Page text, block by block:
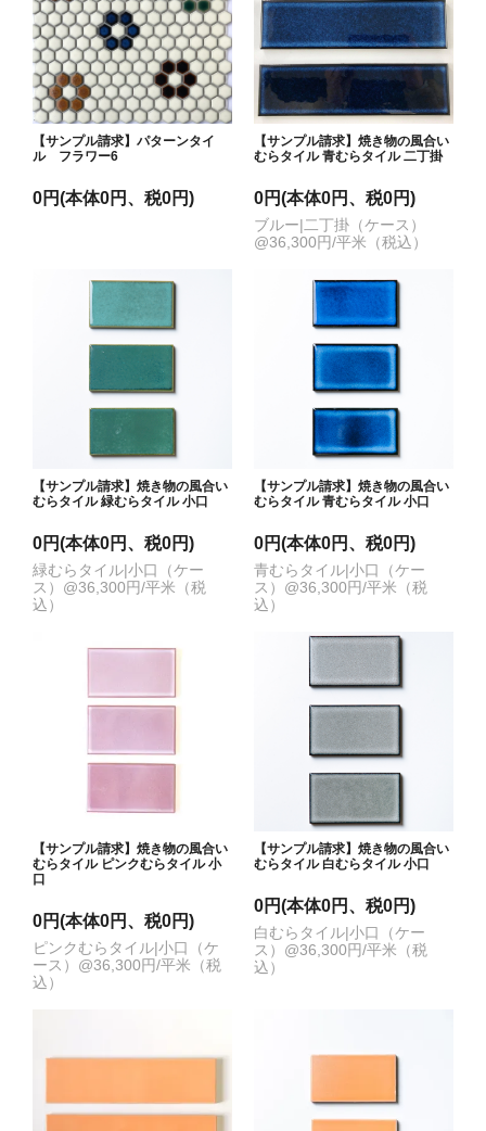
【サンプル請求】パターンタイ
ル フラワー6
0円(本体0円、税0円)
【サンプル請求】焼き物の風合い
むらタイル 青むらタイル 二丁掛
0円(本体0円、税0円)
ブルー|二丁掛（ケース）
@36,300円/平米（税込）
【サンプル請求】焼き物の風合い
むらタイル 緑むらタイル 小口
0円(本体0円、税0円)
緑むらタイル|小口（ケー
ス）@36,300円/平米（税
込）
【サンプル請求】焼き物の風合い
むらタイル 青むらタイル 小口
0円(本体0円、税0円)
青むらタイル|小口（ケー
ス）@36,300円/平米（税
込）
【サンプル請求】焼き物の風合い
むらタイル ピンクむらタイル 小
口
0円(本体0円、税0円)
ピンクむらタイル|小口（ケ
ース）@36,300円/平米（税
込）
【サンプル請求】焼き物の風合い
むらタイル 白むらタイル 小口
0円(本体0円、税0円)
白むらタイル|小口（ケー
ス）@36,300円/平米（税
込）